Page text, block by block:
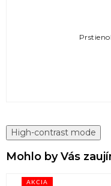
High-contrast mode
Mohlo by Vás
AKCIA